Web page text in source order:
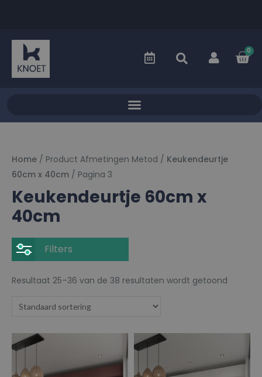
0
Home / Product Afmetingen Metod / Keukendeurtje
60cm x 40cm / Pagina 3
Keukendeurtje 60cm x
40cm
Filters
Resultaat 25–36 van de 38 resultaten wordt getoond